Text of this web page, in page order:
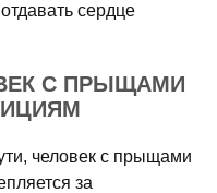
сердце
С ПРЫЩАМИ
человек с прыщами
за